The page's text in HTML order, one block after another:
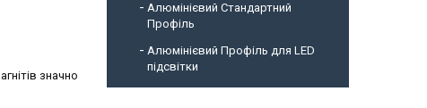
значно
Алюмінієвий Стандартний
Профіль
Алюмінієвий Профіль для LED
підсвітки